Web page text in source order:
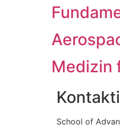
Medizin
School of